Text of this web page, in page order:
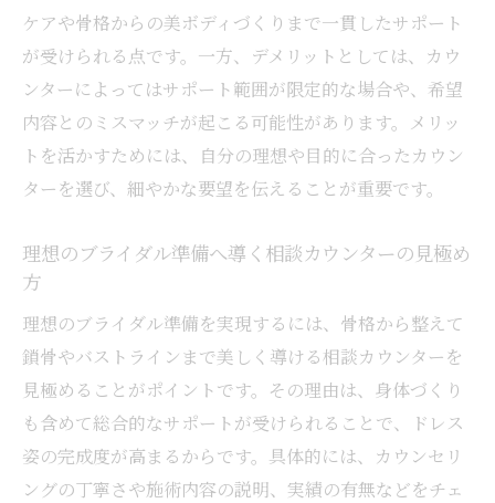
ケアや骨格からの美ボディづくりまで一貫したサポート
が受けられる点です。一方、デメリットとしては、カウ
ンターによってはサポート範囲が限定的な場合や、希望
内容とのミスマッチが起こる可能性があります。メリッ
トを活かすためには、自分の理想や目的に合ったカウン
ターを選び、細やかな要望を伝えることが重要です。
理想のブライダル準備へ導く相談カウンターの見極め
方
理想のブライダル準備を実現するには、骨格から整えて
鎖骨やバストラインまで美しく導ける相談カウンターを
見極めることがポイントです。その理由は、身体づくり
も含めて総合的なサポートが受けられることで、ドレス
姿の完成度が高まるからです。具体的には、カウンセリ
ングの丁寧さや施術内容の説明、実績の有無などをチェ